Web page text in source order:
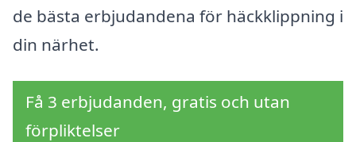
de bästa erbjudandena för häckklippning i
din närhet.
Få 3 erbjudanden, gratis och utan
förpliktelser